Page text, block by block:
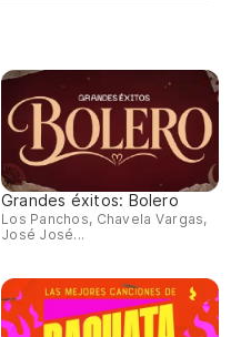
Grandes éxitos: Bolero
Los Panchos, Chavela Vargas,
José José...